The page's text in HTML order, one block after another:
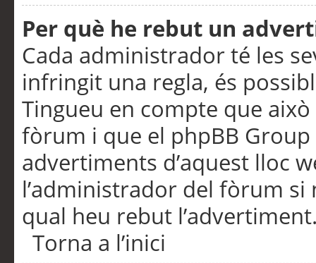
Per què he rebut un
Cada administrador té les
infringit una regla, és
Tingueu en compte que
fòrum i que el phpBB
advertiments d’aquest lloc
l’administrador del fòrum
qual heu rebut
Torna a l’inici